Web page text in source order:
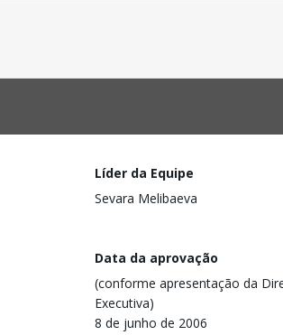
Líder da Equipe
Sevara Melibaeva
Data da aprovação
(conforme apresentação da
Executiva)
8 de junho de 2006